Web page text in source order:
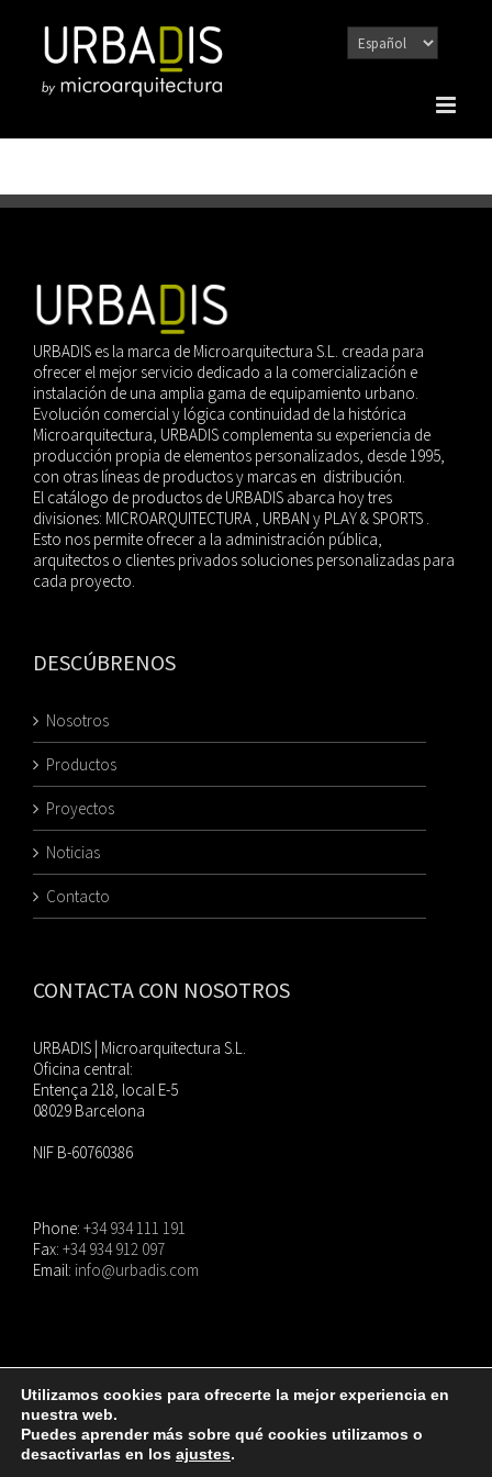
contenido
URBADIS es la marca de Microarquitectura S.L. creada para
ofrecer el mejor servicio dedicado a la comercialización e
instalación de una amplia gama de equipamiento urbano.
Evolución comercial y lógica continuidad de la histórica
Microarquitectura, URBADIS complementa su experiencia de
producción propia de elementos personalizados, desde 1995,
con otras líneas de productos y marcas en distribución.
El catálogo de productos de URBADIS abarca hoy tres
divisiones: MICROARQUITECTURA , URBAN y PLAY & SPORTS .
Esto nos permite ofrecer a la administración pública,
arquitectos o clientes privados soluciones personalizadas para
cada proyecto.
DESCÚBRENOS
Nosotros
Productos
Proyectos
Noticias
Contacto
CONTACTA CON NOSOTROS
URBADIS | Microarquitectura S.L.
Oficina central:
Entença 218, local E-5
08029 Barcelona
NIF B-60760386
Phone: +34 934 111 191
Fax: +34 934 912 097
Email: info@urbadis.com
© Copyright 2026 | URBADIS | Todos los derechos reservados. |
Política de privacidad|Política de cookies
Utilizamos cookies para ofrecerte la mejor experiencia en
nuestra web.
Puedes aprender más sobre qué cookies utilizamos o
desactivarlas en los ajustes.